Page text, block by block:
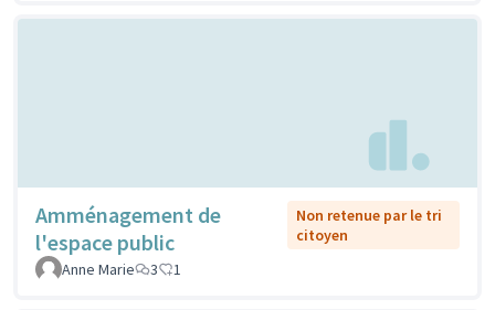
Amménagement de
l'espace public
Non retenue par le tri
citoyen
Anne Marie
3 1